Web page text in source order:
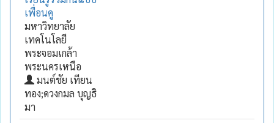
เพื่อนคู
มหาวิทยาลัย
เทคโนโลยี
พระจอมเกล้า
พระนครเหนือ
มนต์ชัย เทียน
ทอง;ดวงกมล บุญธิ
มา